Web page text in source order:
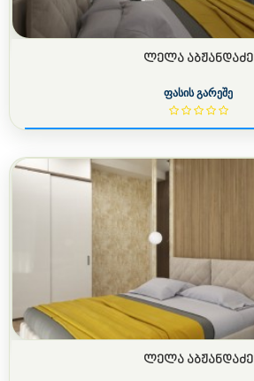
ᲚᲔᲚᲐ ᲐᲑᲟᲐᲜᲓᲐᲫᲔ
ფასის გარეშე
ᲚᲔᲚᲐ ᲐᲑᲟᲐᲜᲓᲐᲫᲔ